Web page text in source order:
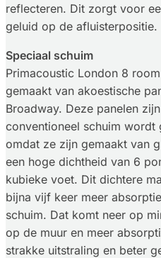
reflecteren. Dit zorgt voor
geluid op de afluisterpositie.
Speciaal schuim
Primacoustic London 8
gemaakt van akoestische
Broadway. Deze panelen
conventioneel schuim wordt
omdat ze zijn gemaakt van
een hoge dichtheid van 6
kubieke voet. Dit dichtere
bijna vijf keer meer
schuim. Dat komt neer op
op de muur en meer
strakke uitstraling en beter